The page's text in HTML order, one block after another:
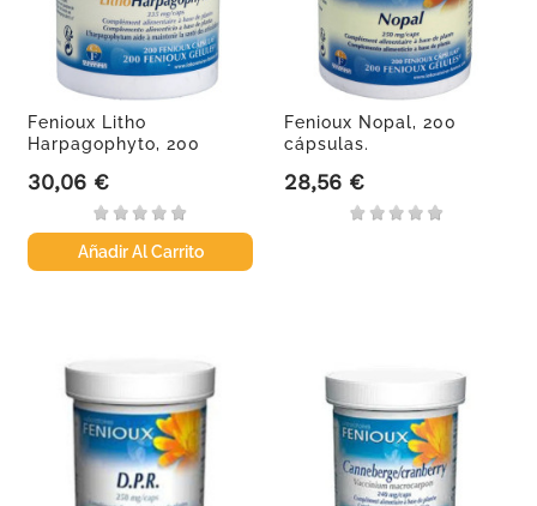
Fenioux Litho
Harpagophyto, 200
Precio
30,06 €
Añadir Al Carrito
Fenioux Nopal, 200
cápsulas.
Precio
28,56 €